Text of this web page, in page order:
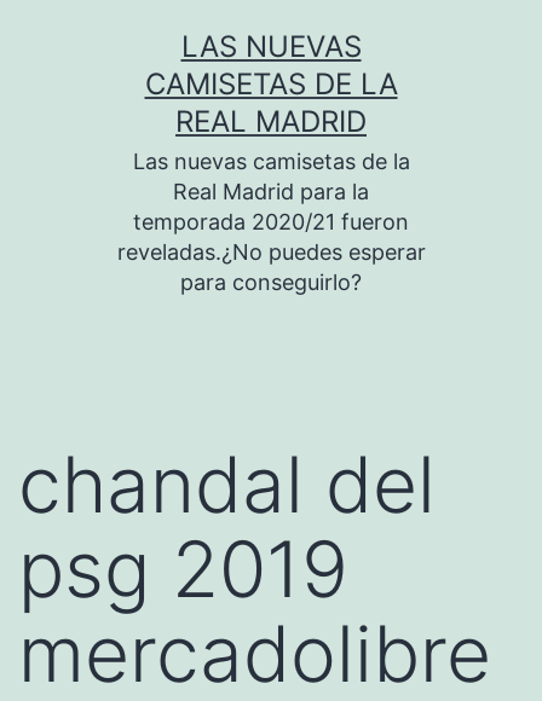
LAS NUEVAS
CAMISETAS DE LA
REAL MADRID
Las nuevas camisetas de la
Real Madrid para la
temporada 2020/21 fueron
reveladas.¿No puedes esperar
para conseguirlo?
chandal del
psg 2019
mercadolibre